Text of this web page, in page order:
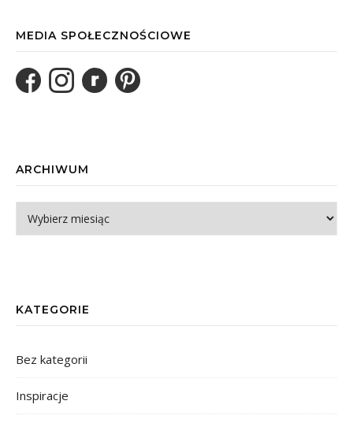
MEDIA SPOŁECZNOŚCIOWE
ARCHIWUM
Archiwum
KATEGORIE
Bez kategorii
Inspiracje